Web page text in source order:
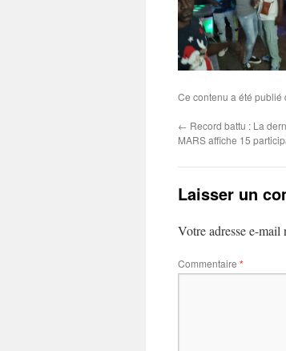
Ce contenu a été publié
← Record battu : La
MARS affiche 15
Laisser un
Votre adresse e-mail
Commentaire *